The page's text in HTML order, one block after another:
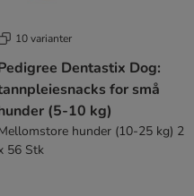
10 varianter
Dentastix Dog:
for små
(5-10 kg)
hunder (10-25 kg) 2
56 Stk